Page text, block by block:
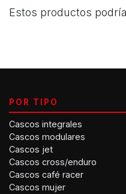
Estos productos
POR TIPO
Cascos integrales
Cascos modulares
Cascos jet
Cascos cross/enduro
Cascos café racer
Cascos mujer